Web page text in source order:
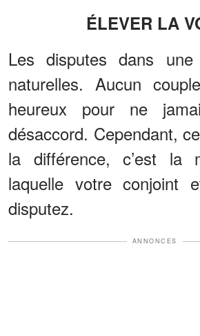
ÉLEVER LA
Les disputes dans
naturelles. Aucun
heureux pour ne
désaccord. Cependant,
la différence, c’est la
laquelle votre conjoint
disputez.
ANNONCES